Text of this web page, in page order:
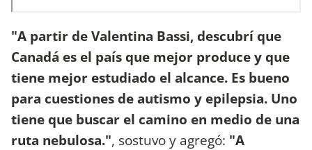
"A partir de Valentina Bassi, descubrí que
Canadá es el país que mejor produce y que
tiene mejor estudiado el alcance. Es bueno
para cuestiones de autismo y epilepsia. Uno
tiene que buscar el camino en medio de una
ruta nebulosa.", sostuvo y agregó: "A